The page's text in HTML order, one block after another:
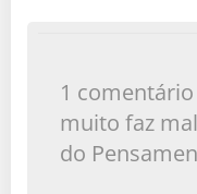
1
muito faz
do